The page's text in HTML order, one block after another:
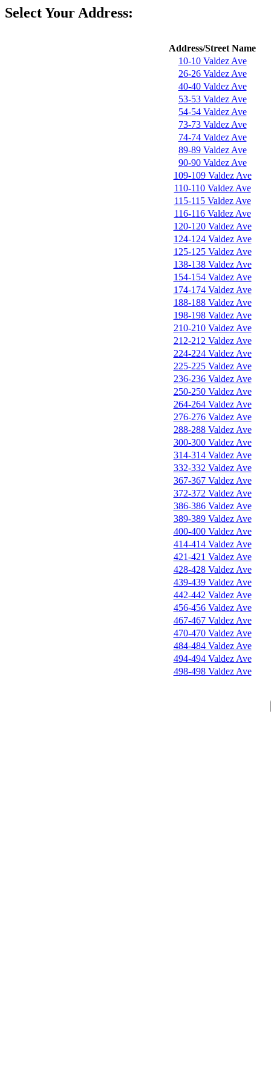
Select Your Address:
Address/Street Name
10-10 Valdez Ave
26-26 Valdez Ave
40-40 Valdez Ave
53-53 Valdez Ave
54-54 Valdez Ave
73-73 Valdez Ave
74-74 Valdez Ave
89-89 Valdez Ave
90-90 Valdez Ave
109-109 Valdez Ave
110-110 Valdez Ave
115-115 Valdez Ave
116-116 Valdez Ave
120-120 Valdez Ave
124-124 Valdez Ave
125-125 Valdez Ave
138-138 Valdez Ave
154-154 Valdez Ave
174-174 Valdez Ave
188-188 Valdez Ave
198-198 Valdez Ave
210-210 Valdez Ave
212-212 Valdez Ave
224-224 Valdez Ave
225-225 Valdez Ave
236-236 Valdez Ave
250-250 Valdez Ave
264-264 Valdez Ave
276-276 Valdez Ave
288-288 Valdez Ave
300-300 Valdez Ave
314-314 Valdez Ave
332-332 Valdez Ave
367-367 Valdez Ave
372-372 Valdez Ave
386-386 Valdez Ave
389-389 Valdez Ave
400-400 Valdez Ave
414-414 Valdez Ave
421-421 Valdez Ave
428-428 Valdez Ave
439-439 Valdez Ave
442-442 Valdez Ave
456-456 Valdez Ave
467-467 Valdez Ave
470-470 Valdez Ave
484-484 Valdez Ave
494-494 Valdez Ave
498-498 Valdez Ave